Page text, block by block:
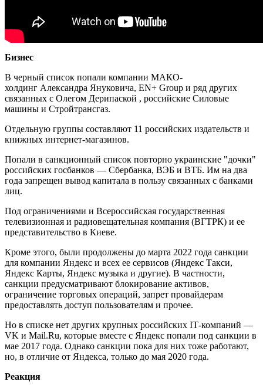
Бизнес
В черный список попали компании МАКО-
холдинг Александра Януковича, EN+ Group и ряд других
связанных с Олегом Дерипаской , российские Силовые
машины и Стройтрансгаз.
Отдельную группы составляют 11 российских издательств и
книжных интернет-магазинов.
Попали в санкционный список повторно украинские "дочки"
российских госбанков — Сбербанка, ВЭБ и ВТБ. Им на два
года запрещен вывод капитала в пользу связанных с банками
лиц.
Под ограничениями и Всероссийская государственная
телевизионная и радиовещательная компания (ВГТРК) и ее
представительство в Киеве.
Кроме этого, были продолжены до марта 2022 года санкции
для компании Яндекс и всех ее сервисов (Яндекс Такси,
Яндекс Карты, Яндекс музыка и другие). В частности,
санкции предусматривают блокирование активов,
ограничение торговых операций, запрет провайдерам
предоставлять доступ пользователям и прочее.
Но в списке нет других крупных российских ІТ-компаний —
VK и Mail.Ru, которые вместе с Яндекс попали под санкции в
мае 2017 года. Однако санкции пока для них тоже работают,
но, в отличие от Яндекса, только до мая 2020 года.
Реакция